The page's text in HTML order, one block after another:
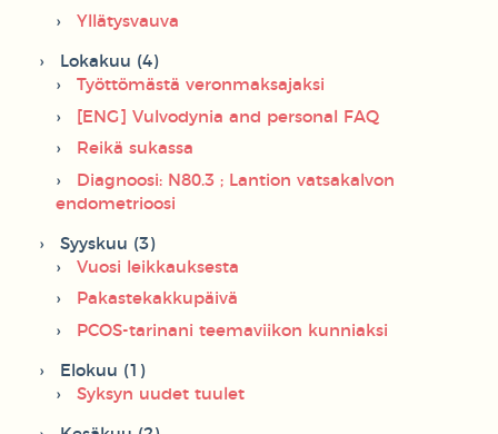
Yllätysvauva
Lokakuu (4)
Työttömästä veronmaksajaksi
[ENG] Vulvodynia and personal FAQ
Reikä sukassa
Diagnoosi: N80.3 ; Lantion vatsakalvon
endometrioosi
Syyskuu (3)
Vuosi leikkauksesta
Pakastekakkupäivä
PCOS-tarinani teemaviikon kunniaksi
Elokuu (1)
Syksyn uudet tuulet